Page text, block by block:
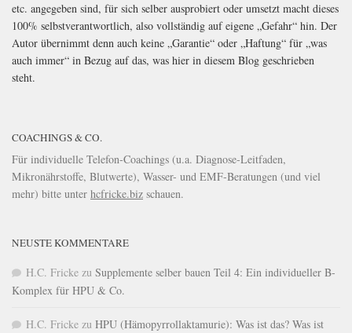
etc. angegeben sind, für sich selber ausprobiert oder umsetzt macht dieses
100% selbstverantwortlich, also vollständig auf eigene „Gefahr“ hin. Der
Autor übernimmt denn auch keine „Garantie“ oder „Haftung“ für „was
auch immer“ in Bezug auf das, was hier in diesem Blog geschrieben
steht.
COACHINGS & CO.
Für individuelle Telefon-Coachings (u.a. Diagnose-Leitfaden,
Mikronährstoffe, Blutwerte), Wasser- und EMF-Beratungen (und viel
mehr) bitte unter hcfricke.biz schauen.
NEUSTE KOMMENTARE
H.C. Fricke zu Supplemente selber bauen Teil 4: Ein individueller B-
Komplex für HPU & Co.
H.C. Fricke zu HPU (Hämopyrrollaktamurie): Was ist das? Was ist